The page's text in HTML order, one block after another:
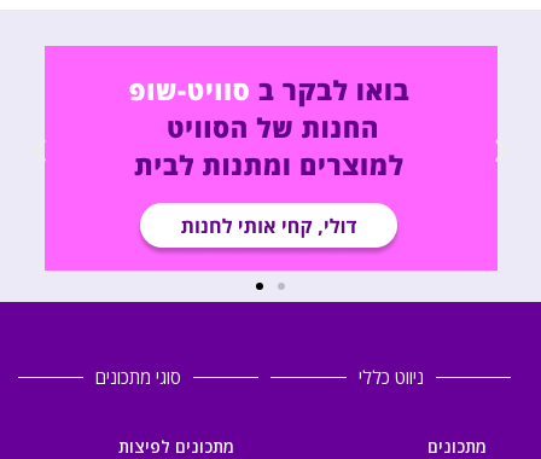
ניווט כללי
מתכונים
סוגי מתכונים
מתכונים לפיצות